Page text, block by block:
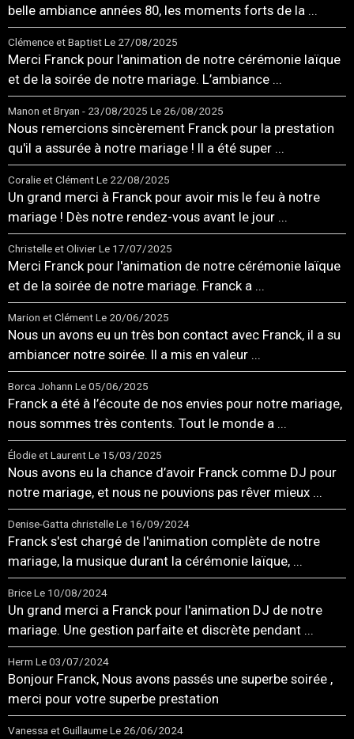
belle ambiance années 80, les moments forts de la ...
Clémence et BaptistLe 27/08/2025
Merci Franck pour l'animation de notre cérémonie laïque
et de la soirée de notre mariage. L’ambiance ...
Manon et Bryan - 23/08/2025 Le 26/08/2025
Nous remercions sincèrement Franck pour la prestation
qu'il a assurée à notre mariage ! Il a été super ...
Coralie et ClémentLe 22/08/2025
Un grand merci à Franck pour avoir mis le feu à notre
mariage ! Dès notre rendez-vous avant le jour ...
Christelle et OlivierLe 17/07/2025
Merci Franck pour l'animation de notre cérémonie laïque
et de la soirée de notre mariage. Franck a ...
Marion et ClémentLe 20/06/2025
Nous un avons eu un très bon contact avec Franck, il a su
ambiancer notre soirée. Il a mis en valeur ...
Borca Johann Le 05/06/2025
Franck a été à l’écoute de nos envies pour notre mariage,
nous sommes très contents. Tout le monde a ...
Élodie et LaurentLe 15/03/2025
Nous avons eu la chance d’avoir Franck comme DJ pour
notre mariage, et nous ne pouvions pas rêver mieux ...
Denise-Gatta christelleLe 16/09/2024
Franck s'est chargé de l'animation complète de notre
mariage, la musique durant la cérémonie laïque, ...
BriceLe 10/08/2024
Un grand merci a Franck pour l'animation DJ de notre
mariage. Une gestion parfaite et discrète pendant ...
Herm Le 03/07/2024
Bonjour Franck, Nous avons passés une superbe soirée ,
merci pour votre superbe prestation
Vanessa et GuillaumeLe 26/06/2024